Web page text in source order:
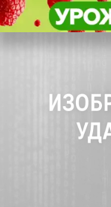
Религия
Религия
Другие
теме
Погода
валют в